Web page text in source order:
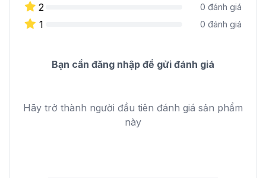
2 0 đánh giá
1 0 đánh giá
Bạn cần đăng nhập để gửi đánh giá
Hãy trở thành người đầu tiên đánh giá sản phẩm
này